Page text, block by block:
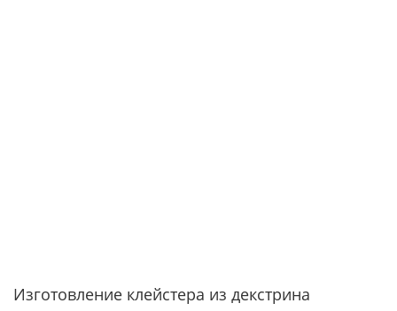
Изготовление клейстера из декстрина